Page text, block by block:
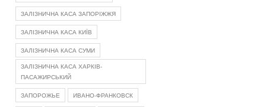
ЗАЛІЗНИЧНА КАСА ЗАПОРІЖЖЯ
ЗАЛІЗНИЧНА КАСА КИЇВ
ЗАЛІЗНИЧНА КАСА СУМИ
ЗАЛІЗНИЧНА КАСА ХАРКІВ-
ПАСАЖИРСЬКИЙ
ЗАПОРОЖЬЕ ИВАНО-ФРАНКОВСК